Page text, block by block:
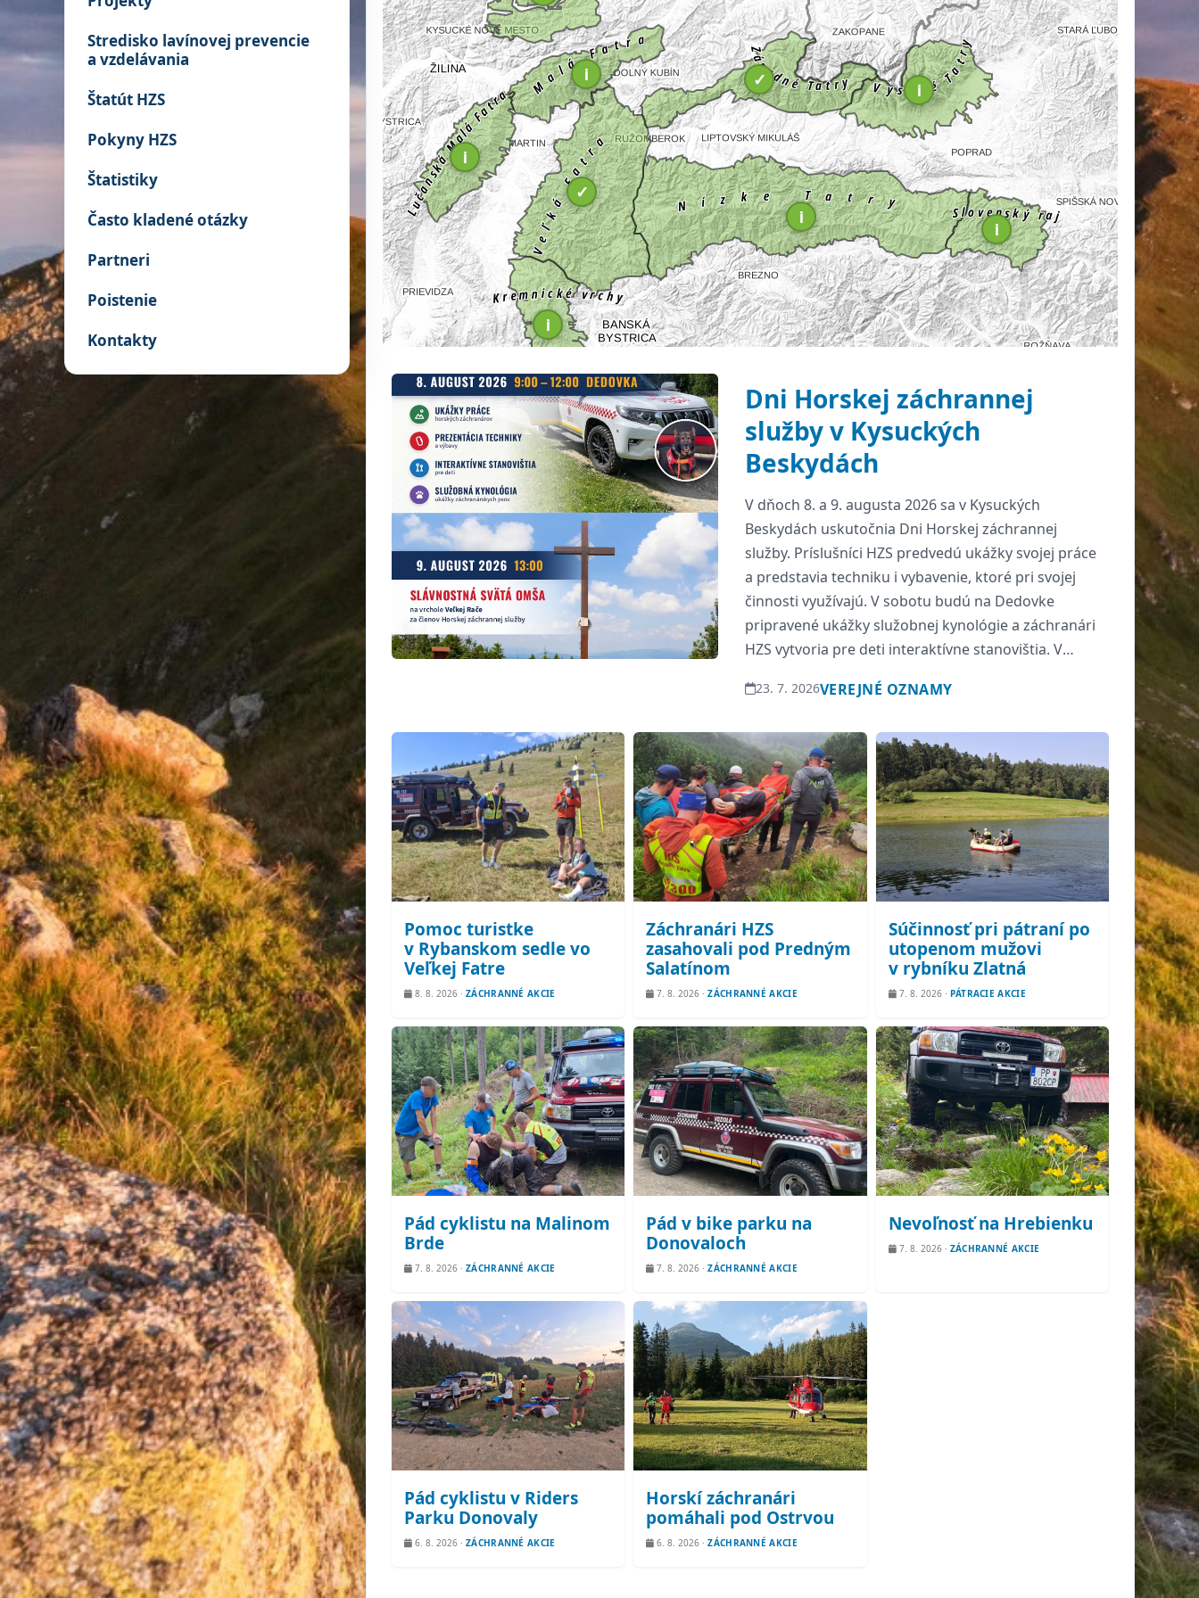
Stredisko lavínovej prevencie
a vzdelávania
Štatút HZS
Pokyny HZS
Štatistiky
Často kladené otázky
Partneri
Poistenie
Kontakty
i
✓
i
i
✓
i
i
i
Hlavný článok
Dni Horskej záchrannej
služby v Kysuckých
Beskydách
V dňoch 8. a 9. augusta 2026 sa v Kysuckých
Beskydách uskutočnia Dni Horskej záchrannej
služby. Príslušníci HZS predvedú ukážky svojej práce
a predstavia techniku i vybavenie, ktoré pri svojej
činnosti využívajú. V sobotu budú na Dedovke
pripravené ukážky služobnej kynológie a záchranári
HZS vytvoria pre deti interaktívne stanovištia. V
23. 7. 2026VEREJNÉ OZNAMY
Najnovšie aktuality
Pomoc turistke
v Rybanskom sedle vo
Veľkej Fatre
8. 8. 2026 · ZÁCHRANNÉ AKCIE
Záchranári HZS
zasahovali pod Predným
Salatínom
7. 8. 2026· ZÁCHRANNÉ AKCIE
Súčinnosť pri pátraní po
utopenom mužovi
v rybníku Zlatná
7. 8. 2026 · PÁTRACIE AKCIE
Pád cyklistu na Malinom
Brde
7. 8. 2026 · ZÁCHRANNÉ AKCIE
Pád v bike parku na
Donovaloch
7. 8. 2026· ZÁCHRANNÉ AKCIE
Nevoľnosť na Hrebienku
7. 8. 2026 · ZÁCHRANNÉ AKCIE
Pád cyklistu v Riders
Parku Donovaly
6. 8. 2026 · ZÁCHRANNÉ AKCIE
Horskí záchranári
pomáhali pod Ostrvou
6. 8. 2026· ZÁCHRANNÉ AKCIE